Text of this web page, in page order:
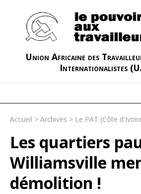
Union Africaine des
Internationalistes
Accueil > Archives > Le PAT (Côte
Les quartiers
Williamsville
démolition !